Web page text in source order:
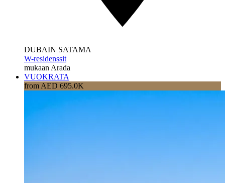
DUBAIN SATAMA
W-residenssit
mukaan Arada
VUOKRATA
from AED 695.0K